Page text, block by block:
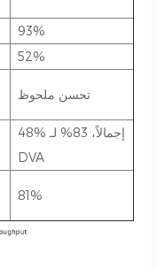
93%
52%
تحسن ملحوظ
48% إجمالاً، 83% لـ
DVA
81%